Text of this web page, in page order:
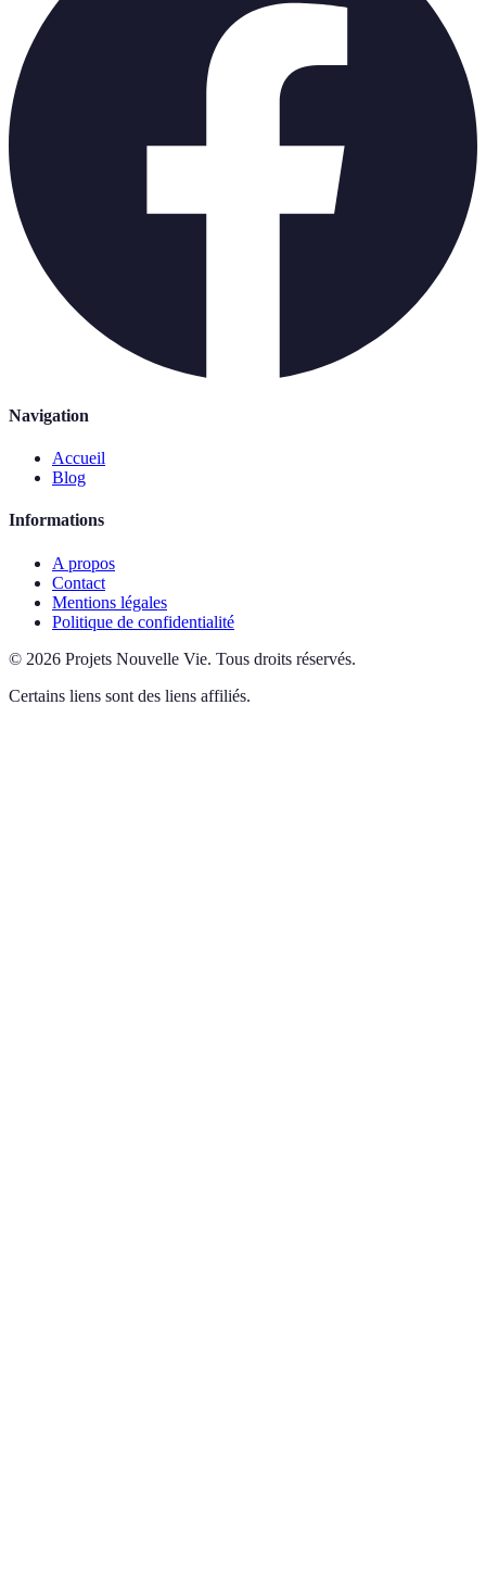
Navigation
Accueil
Blog
Informations
A propos
Contact
Mentions légales
Politique de confidentialité
© 2026 Projets Nouvelle Vie. Tous droits réservés.
Certains liens sont des liens affiliés.